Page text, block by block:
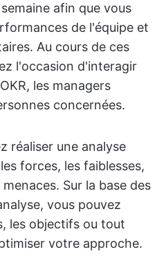
afin que vous
de l'équipe et
Au cours de ces
l'occasion d'interagir
les managers
concernées.
réaliser une analyse
forces, les faiblesses,
Sur la base des
vous pouvez
les objectifs ou tout
votre approche.